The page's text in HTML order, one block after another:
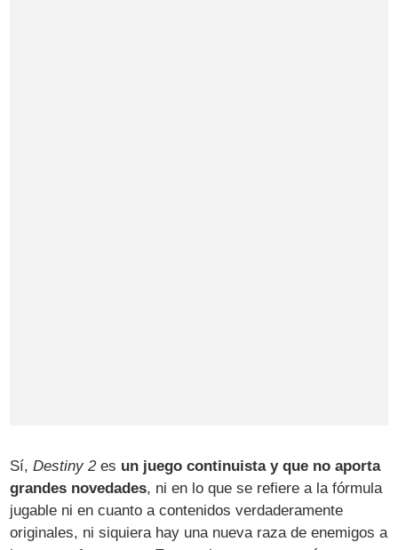
Sí,Destiny 2es un juego continuista y que no aporta
grandes novedades, ni en lo que se refiere a la fórmula
jugable ni en cuanto a contenidos verdaderamente
originales, ni siquiera hay una nueva raza de enemigos a